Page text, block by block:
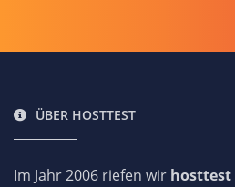
ÜBER HOSTTEST
Im Jahr 2006 riefen wir hosttest